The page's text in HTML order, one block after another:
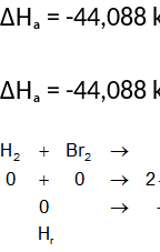
ΔHₐ = -44,088
ΔHₐ = -44,088